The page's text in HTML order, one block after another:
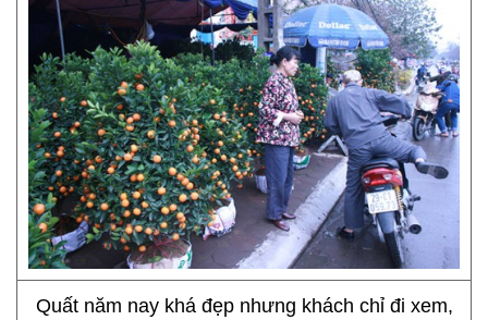
Quất năm nay khá đẹp nhưng khách chỉ đi xem,